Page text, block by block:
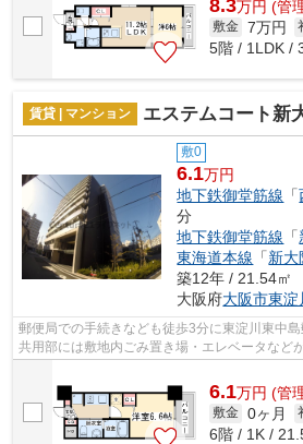
8.3万円 (管
敷金 7万円
5階 / 1LDK /
賃貸 | マンション エステムコート新大阪
敷0
6.1万円
地下鉄御堂筋線 「
分
地下鉄御堂筋線 「
東海道本線 「新大
築12年 / 21.54㎡
大阪府大阪市東淀
郵便局での手続きなども徒歩3分に東淀川東中島
共用部には敷地内ごみ置き場・エレベータなど
6.1万円 (管
敷金 0ヶ月
6階 / 1K /